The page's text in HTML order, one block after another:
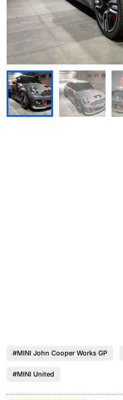
#MINI John Cooper Works GP
#MINI United